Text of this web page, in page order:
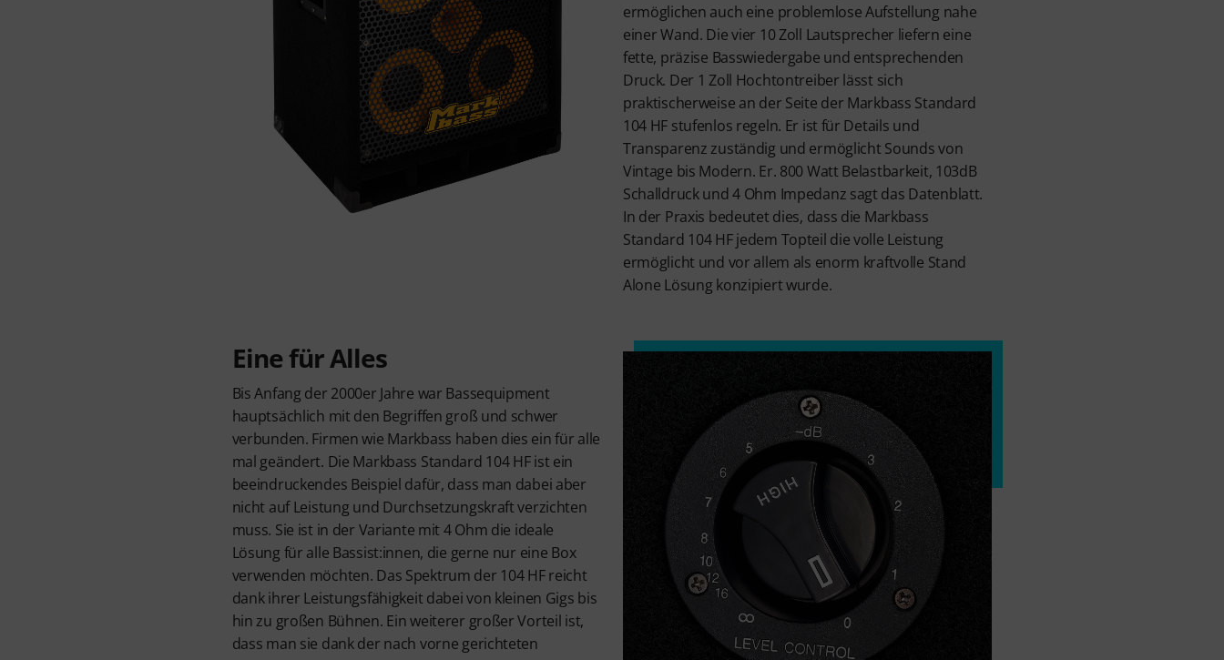
ermöglichen auch eine problemlose Aufstellung nahe
einer Wand. Die vier 10 Zoll Lautsprecher liefern eine
fette, präzise Basswiedergabe und entsprechenden
Druck. Der 1 Zoll Hochtontreiber lässt sich
praktischerweise an der Seite der Markbass Standard
104 HF stufenlos regeln. Er ist für Details und
Transparenz zuständig und ermöglicht Sounds von
Vintage bis Modern. Er. 800 Watt Belastbarkeit, 103dB
Schalldruck und 4 Ohm Impedanz sagt das Datenblatt.
In der Praxis bedeutet dies, dass die Markbass
Standard 104 HF jedem Topteil die volle Leistung
ermöglicht und vor allem als enorm kraftvolle Stand
Alone Lösung konzipiert wurde.
Eine für Alles
Bis Anfang der 2000er Jahre war Bassequipment
hauptsächlich mit den Begriffen groß und schwer
verbunden. Firmen wie Markbass haben dies ein für alle
mal geändert. Die Markbass Standard 104 HF ist ein
beeindruckendes Beispiel dafür, dass man dabei aber
nicht auf Leistung und Durchsetzungskraft verzichten
muss. Sie ist in der Variante mit 4 Ohm die ideale
Lösung für alle Bassist:innen, die gerne nur eine Box
verwenden möchten. Das Spektrum der 104 HF reicht
dank ihrer Leistungsfähigkeit dabei von kleinen Gigs bis
hin zu großen Bühnen. Ein weiterer großer Vorteil ist,
dass man sie dank der nach vorne gerichteten